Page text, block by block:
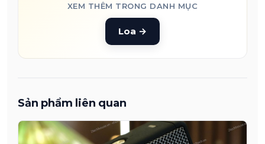
XEM THÊM TRONG DANH MỤC
Loa →
Sản phẩm liên quan